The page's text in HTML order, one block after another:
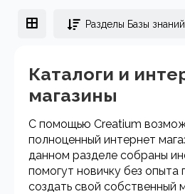
Разделы Базы знаний
Каталоги и
магазины
С помощью Creatium
полноценный интернет
данном разделе собраны
помогут новичку без опыта
создать свой собственный